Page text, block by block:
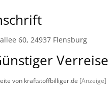
60, 24937 Flensburg
von kraftstoffbilliger.de [Anzeige]